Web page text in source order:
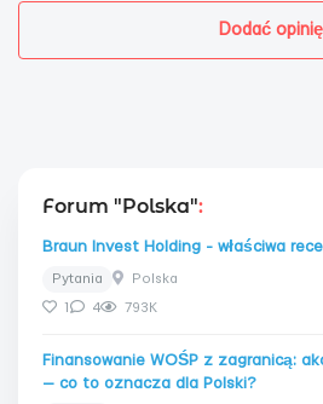
Dodać opinię
Forum "Polska":
Braun Invest Holding - właściwa
Pytania Polska
1 4 793K
Finansowanie WOŚP z zagranicą:
— co to oznacza dla Polski?